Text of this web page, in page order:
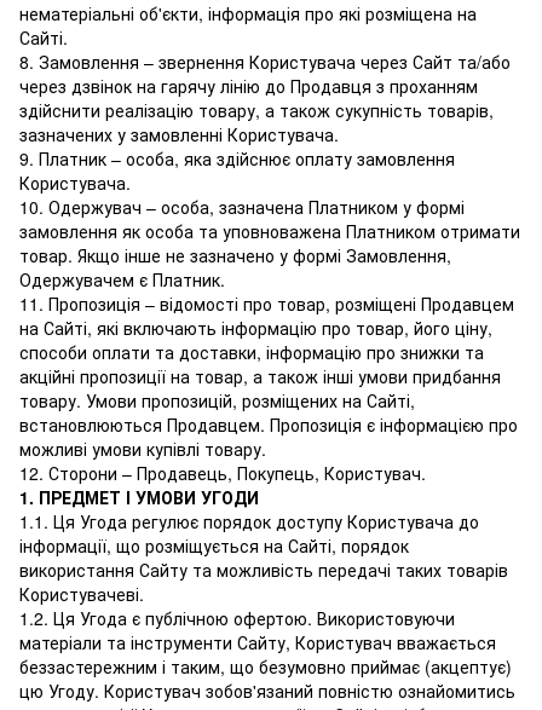
нематеріальні об'єкти, інформація про які розміщена на
Сайті.
8. Замовлення – звернення Користувача через Сайт та/або
через дзвінок на гарячу лінію до Продавця з проханням
здійснити реалізацію товару, а також сукупність товарів,
зазначених у замовленні Користувача.
9. Платник – особа, яка здійснює оплату замовлення
Користувача.
10. Одержувач – особа, зазначена Платником у формі
замовлення як особа та уповноважена Платником отримати
товар. Якщо інше не зазначено у формі Замовлення,
Одержувачем є Платник.
11. Пропозиція – відомості про товар, розміщені Продавцем
на Сайті, які включають інформацію про товар, його ціну,
способи оплати та доставки, інформацію про знижки та
акційні пропозиції на товар, а також інші умови придбання
товару. Умови пропозицій, розміщених на Сайті,
встановлюються Продавцем. Пропозиція є інформацією про
можливі умови купівлі товару.
12. Сторони – Продавець, Покупець, Користувач.
1. ПРЕДМЕТ І УМОВИ УГОДИ
1.1. Ця Угода регулює порядок доступу Користувача до
інформації, що розміщується на Сайті, порядок
використання Сайту та можливість передачі таких товарів
Користувачеві.
1.2. Ця Угода є публічною офертою. Використовуючи
матеріали та інструменти Сайту, Користувач вважається
беззастережним і таким, що безумовно приймає (акцептує)
цю Угоду. Користувач зобов'язаний повністю ознайомитись